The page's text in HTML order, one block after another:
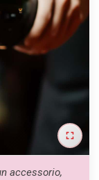
accessorio,